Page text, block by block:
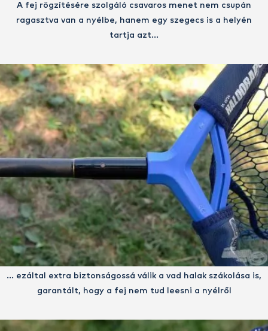
A fej rögzítésére szolgáló csavaros menet nem csupán
ragasztva van a nyélbe, hanem egy szegecs is a helyén
tartja azt…
… ezáltal extra biztonságossá válik a vad halak szákolása is,
garantált, hogy a fej nem tud leesni a nyélről